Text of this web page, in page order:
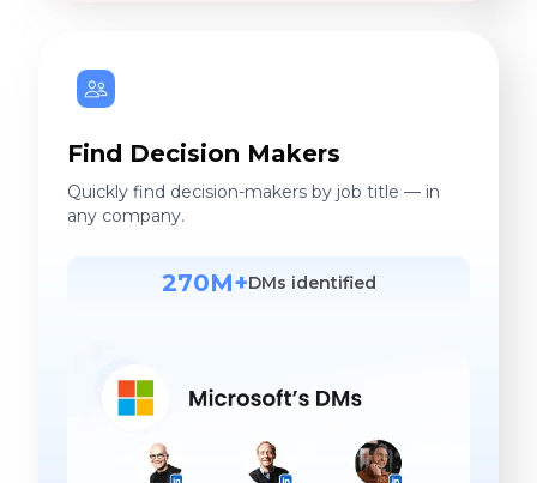
Find Decision Makers
Quickly find decision-makers by job title — in
any company.
270M+DMs identified